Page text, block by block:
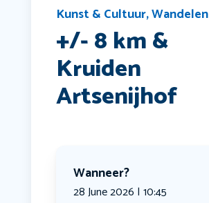
Kunst & Cultuur,Wandelen
+/- 8 km &
Kruiden
Artsenijhof
Wanneer?
28 June 2026 | 10:45